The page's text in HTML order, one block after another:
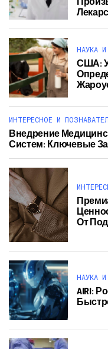
НАУКА
США:
ИНТЕРЕСНОЕ И
Внедрение
Систем: Ключевые
От
НАУКА
AIRI: